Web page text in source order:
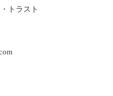
トラスト